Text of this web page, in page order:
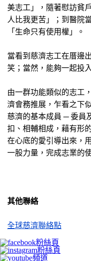
美志工」，隨著慰訪貧
人比我更苦」；到醫院
「生命只有使用權」。
當看到慈濟志工在厝邊
笑；當然，能夠一起投
由一群功能類似的志工
濟會務推展，乍看之下
慈濟的基本成員 ─ 委員
扣、相輔相成，藉有形
在心底的愛引導出來，
一股力量，完成志業的
其他聯絡
全球慈濟聯絡點